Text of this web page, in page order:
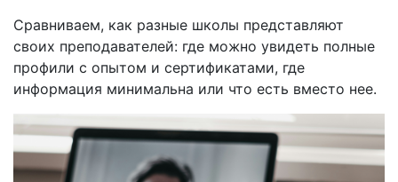
Сравниваем, как разные школы представляют
своих преподавателей: где можно увидеть полные
профили с опытом и сертификатами, где
информация минимальна или что есть вместо нее.